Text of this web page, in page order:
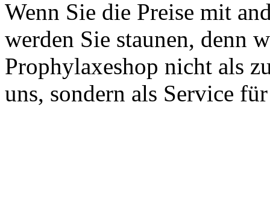
Wenn Sie die Preise mit
werden Sie staunen, denn
Prophylaxeshop nicht als
uns, sondern als Service